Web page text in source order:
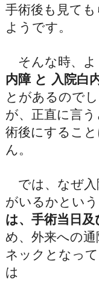
手術後も見て
ようです。
そんな時、よ
内障 と 入院白
とがあるので
が、正直に言
術後にするこ
ん。
では、なぜ入
がいるかという
は、手術当日
め、外来への
ネックとなっ
は